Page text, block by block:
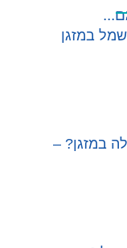
במזגן
במזגן? –